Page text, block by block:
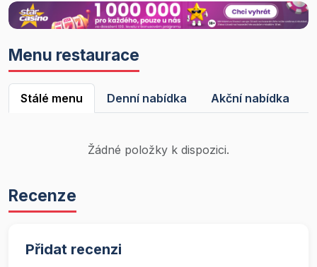
Menu restaurace
Stálé menu Denní nabídka Akční nabídka
Žádné položky k dispozici.
Recenze
Přidat recenzi